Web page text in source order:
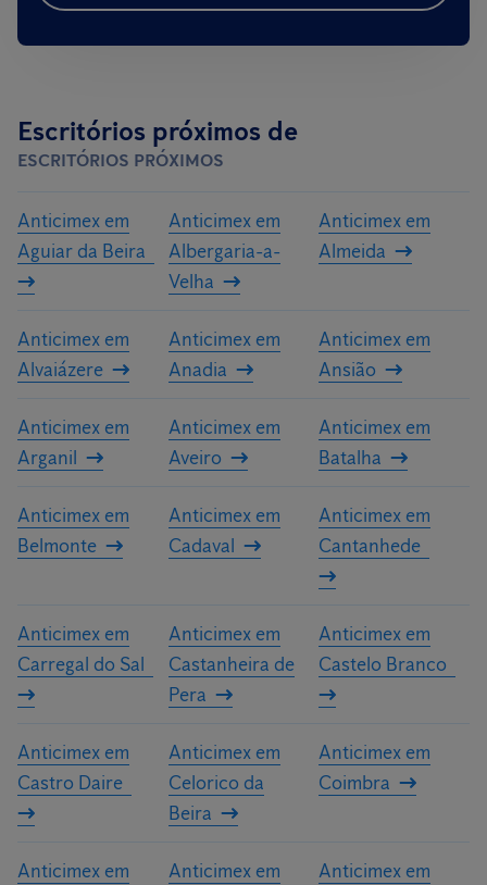
Escritórios próximos de
ESCRITÓRIOS PRÓXIMOS
Anticimex em
Aguiar da Beira
Anticimex em
Albergaria-a-
Velha
Anticimex em
Almeida
Anticimex em
Alvaiázere
Anticimex em
Anadia
Anticimex em
Ansião
Anticimex em
Arganil
Anticimex em
Aveiro
Anticimex em
Batalha
Anticimex em
Belmonte
Anticimex em
Cadaval
Anticimex em
Cantanhede
Anticimex em
Carregal do Sal
Anticimex em
Castanheira de
Pera
Anticimex em
Castelo Branco
Anticimex em
Castro Daire
Anticimex em
Celorico da
Beira
Anticimex em
Coimbra
Anticimex em
Anticimex em
Anticimex em